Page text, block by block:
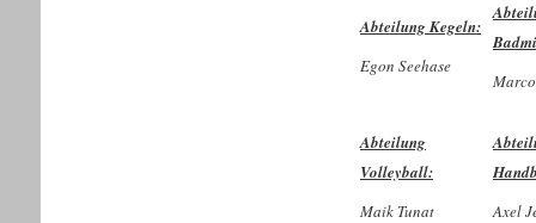
Abteilung Kegeln:
Egon Seehase
Abteilung
Volleyball:
Maik Tunat
Axel